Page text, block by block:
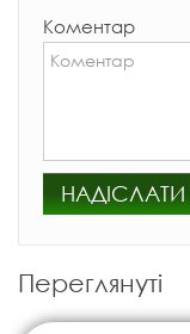
Коментар
НАДІСЛАТИ
Переглянуті